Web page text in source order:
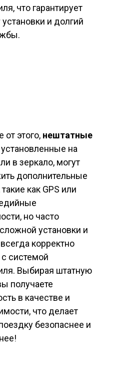
что гарантирует
установки и долгий
от этого, нештатные
установленные на
в зеркало, могут
дополнительные
как GPS или
но часто
установки и
корректно
с системой
Выбирая штатную
получаете
в качестве и
что делает
безопаснее и